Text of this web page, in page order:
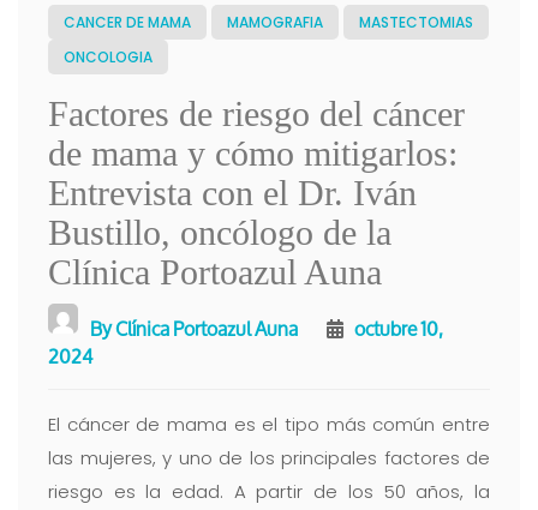
CANCER DE MAMA MAMOGRAFIA
MASTECTOMIAS
ONCOLOGIA
Factores de riesgo del cáncer
de mama y cómo mitigarlos:
Entrevista con el Dr. Iván
Bustillo, oncólogo de la
Clínica Portoazul Auna
ByClínica Portoazul Auna octubre 10,
2024
El cáncer de mama es el tipo más común entre
las mujeres, y uno de los principales factores de
riesgo es la edad. A partir de los 50 años, la